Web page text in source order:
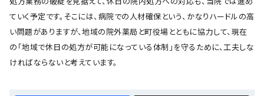
ていく予定です。そこには、病院での人材確保という、かなりハードルの高
い問題がありますが、地域の院外薬局と町役場とともに協力して、現在
の「地域で休日の処方が可能になっている体制」を守るために、工夫しな
ければならないと考えています。